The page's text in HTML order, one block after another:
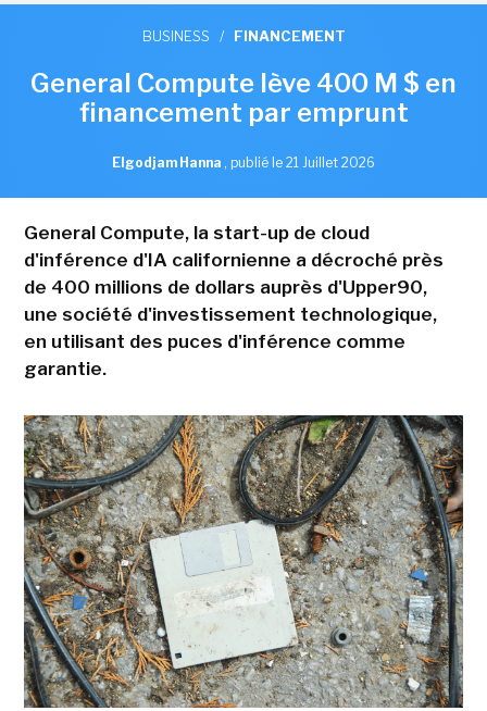
BUSINESS / FINANCEMENT
General Compute lève 400 M $ en
financement par emprunt
Elgodjam Hanna , publié le 21 Juillet 2026
General Compute, la start-up de cloud
d'inférence d'IA californienne a décroché près
de 400 millions de dollars auprès d'Upper90,
une société d'investissement technologique,
en utilisant des puces d'inférence comme
garantie.